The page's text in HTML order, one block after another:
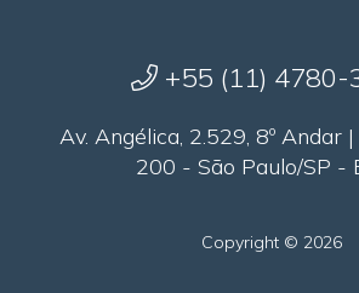
+55 (11) 4780-
Av. Angélica, 2.529, 8º Andar
200 - São Paulo/SP -
Copyright © 2026